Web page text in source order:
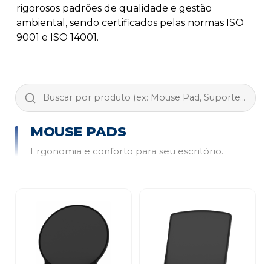
rigorosos padrões de qualidade e gestão
ambiental, sendo certificados pelas normas ISO
9001 e ISO 14001.
MOUSE PADS
Ergonomia e conforto para seu escritório.